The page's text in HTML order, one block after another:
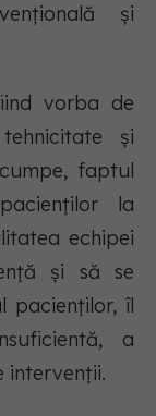
și
vorba de
și
faptul
la
echipei
și să se
pacienților, îl
a
intervenții.